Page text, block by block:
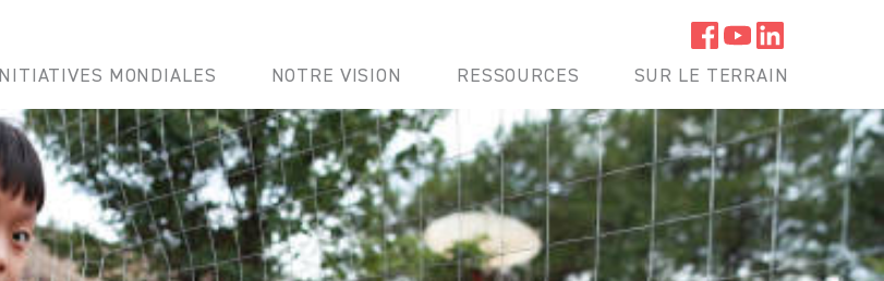
INITIATIVES MONDIALES NOTRE VISION RESSOURCES SUR LE TERRAIN